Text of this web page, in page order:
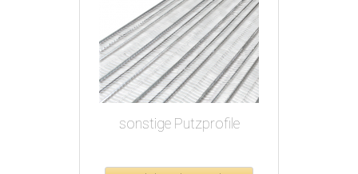
sonstige Putzprofile